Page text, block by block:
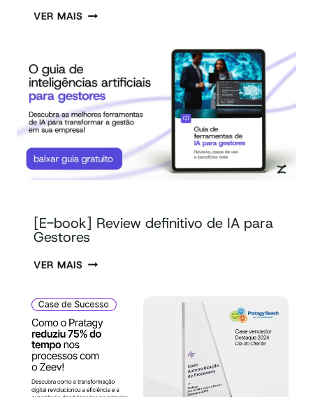
VER MAIS
[E-book] Review definitivo de IA para
Gestores
VER MAIS